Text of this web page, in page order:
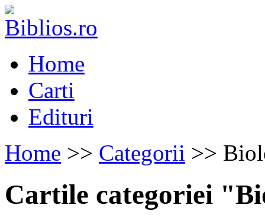
Home
Carti
Edituri
Home >> Categorii >>
Cartile categoriei